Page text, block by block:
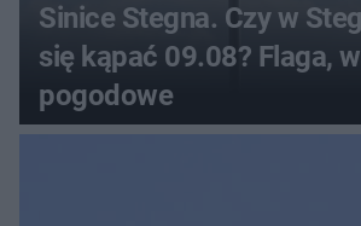
Sinice Stegna. Czy w
się kąpać 09.08? Flaga,
pogodowe